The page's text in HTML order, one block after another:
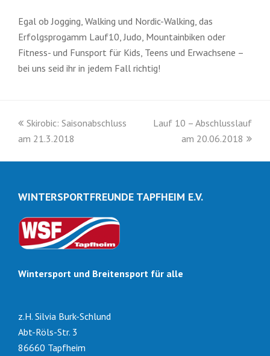
Egal ob Jogging, Walking und Nordic-Walking, das
Erfolgsprogamm Lauf10, Judo, Mountainbiken oder
Fitness- und Funsport für Kids, Teens und Erwachsene –
bei uns seid ihr in jedem Fall richtig!
vorheriger
Beitrag:
Skirobic: Saisonabschluss
am 21.3.2018
Nächster
Beitrag:
Lauf 10 – Abschlusslauf
am 20.06.2018
WINTERSPORTFREUNDE TAPFHEIM E.V.
Wintersport und Breitensport für alle
z.H. Silvia Burk-Schlund
Abt-Röls-Str. 3
86660 Tapfheim